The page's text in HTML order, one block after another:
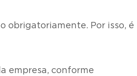
obrigatoriamente. Por isso, é
empresa, conforme